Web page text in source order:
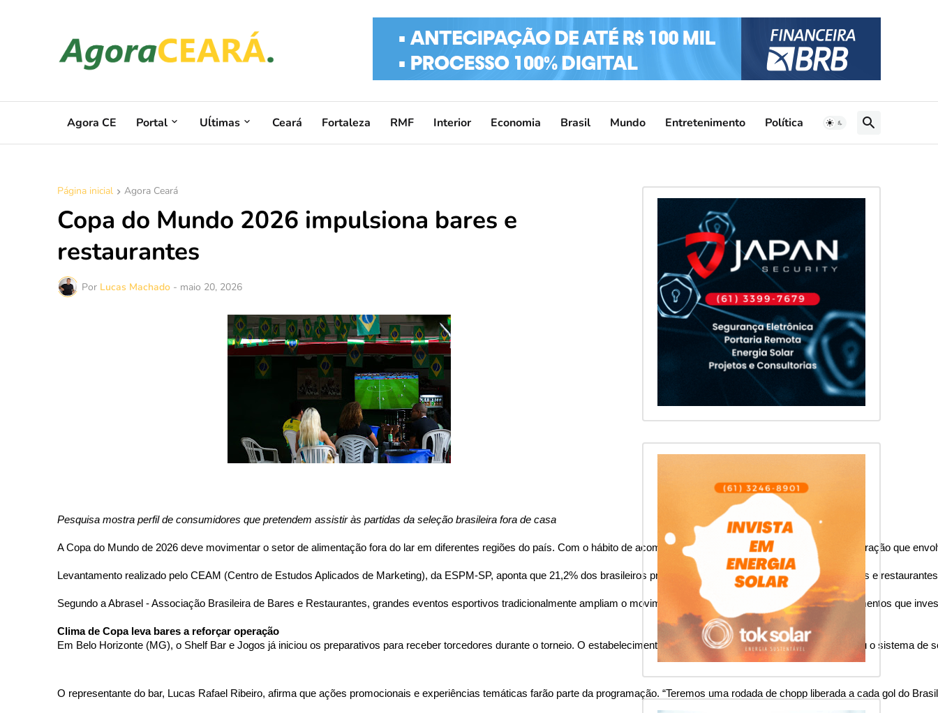
Agora CE Portal Uĺtimas Ceará Fortaleza RMF Interior Economia Brasil Mundo Entretenimento Política
Página inicial Agora Ceará
Copa do Mundo 2026 impulsiona bares e
restaurantes
Por Lucas Machado - maio 20, 2026
Pesquisa mostra perfil de consumidores que pretendem assistir às partidas da seleção brasileira fora de casa
A Copa do Mundo de 2026 deve movimentar o setor de alimentação fora do lar em diferentes regiões do país. Com o hábito de acompanhar os jogos em grupo e o clima de celebração que
Levantamento realizado pelo CEAM (Centro de Estudos Aplicados de Marketing), da ESPM-SP, aponta que 21,2% dos brasileiros pretendem assistir aos jogos do Brasil em bares e
Segundo a Abrasel - Associação Brasileira de Bares e Restaurantes, grandes eventos esportivos tradicionalmente ampliam o movimento no setor, especialmente em estabelecimentos que
Clima de Copa leva bares a reforçar operação
Em Belo Horizonte (MG), o Shelf Bar e Jogos já iniciou os preparativos para receber torcedores durante o torneio. O estabelecimento ampliou a quantidade de televisores, ajustou o sistema
O representante do bar, Lucas Rafael Ribeiro, afirma que ações promocionais e experiências temáticas farão parte da programação. “Teremos uma rodada de chopp liberada a cada gol do